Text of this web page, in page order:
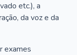
etc.), a
da voz e da
exames